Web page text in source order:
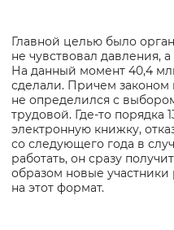
Главной целью было
не чувствовал давления,
На данный момент 40,4
сделали. Причем законом
не определился с
трудовой. Где-то порядка
электронную книжку,
со следующего года в
работать, он сразу
образом новые участники
на этот формат.